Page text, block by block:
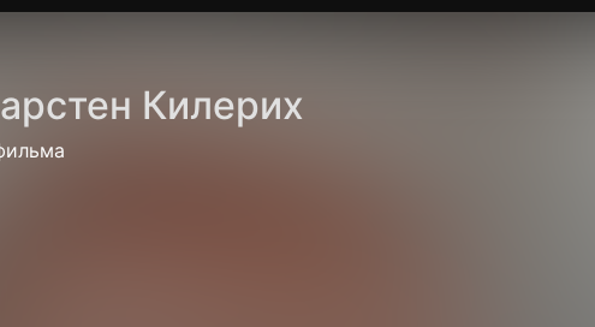
Килерих
каналы Контакты